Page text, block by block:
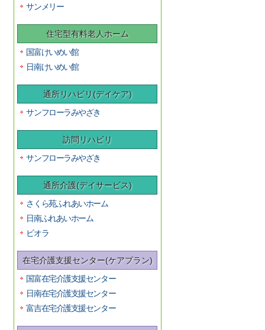
サンメリー
住宅型有料老人ホーム
国富けいめい館
日南けいめい館
通所リハビリ(デイケア)
サンフローラみやざき
訪問リハビリ
サンフローラみやざき
通所介護(デイサービス)
さくら苑ふれあいホーム
日南ふれあいホーム
ビオラ
在宅介護支援センター(ケアプラン)
国富在宅介護支援センター
日南在宅介護支援センター
富吉在宅介護支援センター